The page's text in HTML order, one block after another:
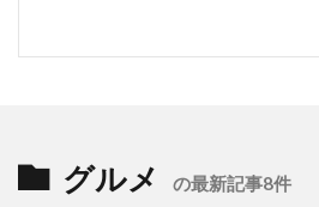
グルメ の最新記事8件